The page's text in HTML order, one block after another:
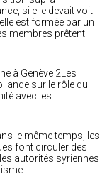
si elle devait voit
est formée par un
membres prêtent
à Genève 2Les
sur le rôle du
avec les
le même temps, les
font circuler des
autorités syriennes